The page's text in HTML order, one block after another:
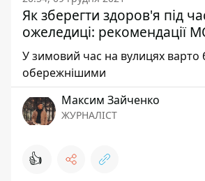
Як зберегти здоров'я під
ожеледиці: рекомендації
У зимовий час на вулицях варто
обережнішими
Максим Зайченко
ЖУРНАЛІСТ
👍